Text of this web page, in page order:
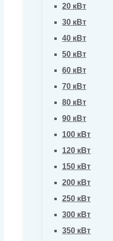
20 кВт
30 кВт
40 кВт
50 кВт
60 кВт
70 кВт
80 кВт
90 кВт
100 кВт
120 кВт
150 кВт
200 кВт
250 кВт
300 кВт
350 кВт